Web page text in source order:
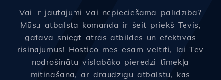
Vai ir jautājumi vai nepieciešama palīdzība?
Mūsu atbalsta komanda ir šeit priekš Tevis,
gatava sniegt ātras atbildes un efektīvas
risinājumus! Hostico mēs esam veltīti, lai Tev
nodrošinātu vislabāko pieredzi tīmekļa
mitināšanā, ar draudzīgu atbalstu, kas